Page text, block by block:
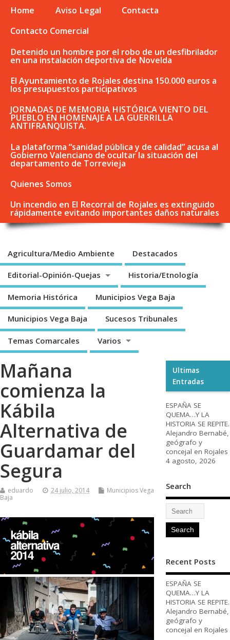
Home Aviso Legal
Contacta
Contacto Comercial
Detenido un hombre por el robo de un desfibrilador
en una instalación deportiva de Novelda
El Ayuntamiento de Rojales destina 150.000 euros a
los presupuestos participativos
JORNADAS DE MEMORIA HISTÓRICA VIENTO DEL
PUEBLO EN HOMENAJE A LA GUERRILLA
ANTIFRANQUISTA.
La plataforma “sanidad pública y de calidad” acusa al
Gobierno Valenciano de ocultar la situación del
departamento de Torrevieja
Quienes Somos
Un incendio en El Recorral de Rojales es extinguido
rápidamente evitando importantes daños naturales
Agricultura/Medio Ambiente Destacados
Editorial-Opinión-Quejas Historia/Etnología
Memoria Histórica Municipios Vega Baja
Municipios Vega Baja Sucesos Tribunales
Temas Comarcales Varios
Mañana
comienza la
Kábila
Alternativa de
Guardamar del
Segura
eduardo 24 julio, 2014
Municipios Vega
Baja
Ultimas
Entradas
ESPAÑA SE
QUEMA…Y LA
HISTORIA SE REPITE.
Alejandro Bernabé,
geógrafo y
concejal en Rojales
4 agosto, 2026
Search
Recent Posts
ESPAÑA SE
QUEMA…Y LA
HISTORIA SE REPITE.
Alejandro Bernabé,
geógrafo y
concejal en Rojales